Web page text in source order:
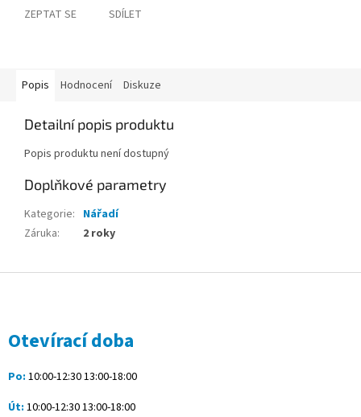
ZEPTAT SE SDÍLET
Popis Hodnocení Diskuze
Detailní popis produktu
Popis produktu není dostupný
Doplňkové parametry
Kategorie: Nářadí
Záruka: 2 roky
Otevírací doba
Po: 10:00-12:30 13:00-18:00
Út: 10:00-12:30 13:00-18:00